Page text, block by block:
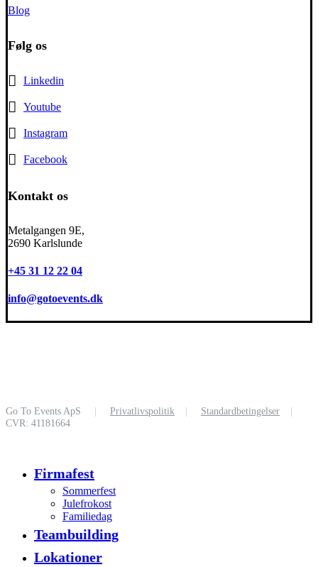
Blog
Følg os
Linkedin
Youtube
Instagram
Facebook
Kontakt os
Metalgangen 9E,
2690 Karlslunde
+45 31 12 22 04
info@gotoevents.dk
Go To Events ApS | Privatlivspolitik | Standardbetingelser
|
CVR: 41181664
Menu
Firmafest
Sommerfest
Julefrokost
Familiedag
Teambuilding
Lokationer